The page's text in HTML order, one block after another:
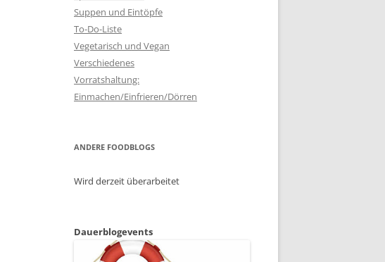
Suppen und Eintöpfe
To-Do-Liste
Vegetarisch und Vegan
Verschiedenes
Vorratshaltung:
Einmachen/Einfrieren/Dörren
ANDERE FOODBLOGS
Wird derzeit überarbeitet
Dauerblogevents